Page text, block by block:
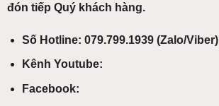
đón tiếp Quý khách hàng.
Số Hotline: 079.799.1939 (Zalo/Viber)
Kênh Youtube:
Facebook: